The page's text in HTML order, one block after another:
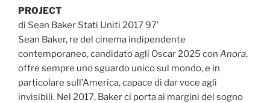
PROJECT
di Sean Baker Stati Uniti 2017 97’
Sean Baker, re del cinema indipendente
contemporaneo, candidato agli Oscar 2025 con Anora,
offre sempre uno sguardo unico sul mondo, e in
particolare sull’America, capace di dar voce agli
invisibili. Nel 2017, Baker ci porta ai margini del sogno